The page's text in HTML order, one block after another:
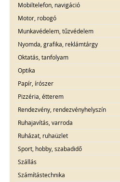
Mobiltelefon, navigáció
Motor, robogó
Munkavédelem, tűzvédelem
Nyomda, grafika, reklámtárgy
Oktatás, tanfolyam
Optika
Papír, írószer
Pizzéria, étterem
Rendezvény, rendezvényhelyszín
Ruhajavítás, varroda
Ruházat, ruhaüzlet
Sport, hobby, szabadidő
Szállás
Számítástechnika